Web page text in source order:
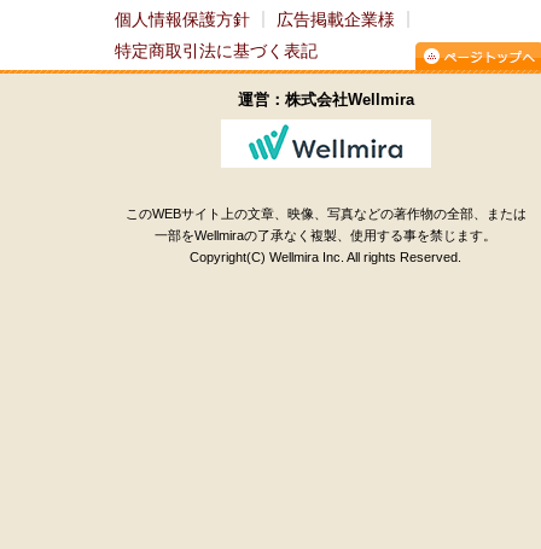
個人情報保護方針
広告掲載企業様
特定商取引法に基づく表記
運営：株式会社Wellmira
このWEBサイト上の文章、映像、写真などの著作物の全部、または
一部をWellmiraの了承なく複製、使用する事を禁じます。
Copyright(C) Wellmira Inc. All rights Reserved.